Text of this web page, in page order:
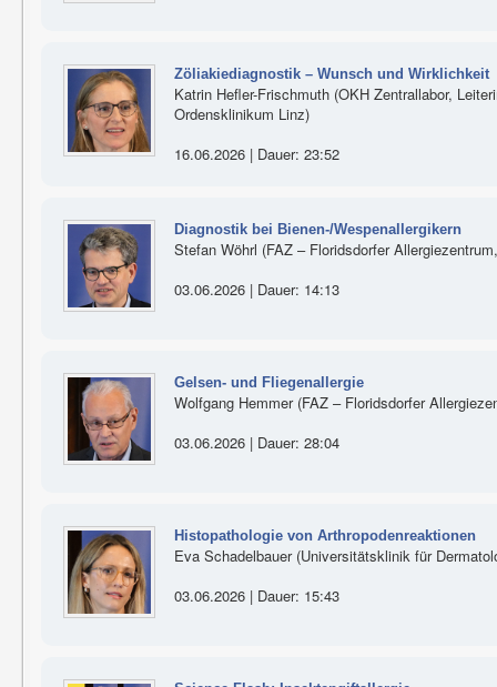
Zöliakiediagnostik – Wunsch und Wirklichkeit
Katrin Hefler-Frischmuth (OKH Zentrallabor,
Ordensklinikum Linz)
16.06.2026 | Dauer: 23:52
Diagnostik bei Bienen-/Wespenallergikern
Stefan Wöhrl (FAZ – Floridsdorfer
03.06.2026 | Dauer: 14:13
Gelsen- und Fliegenallergie
Wolfgang Hemmer (FAZ – Floridsdorfer
03.06.2026 | Dauer: 28:04
Histopathologie von Arthropodenreaktionen
Eva Schadelbauer (Universitätsklinik für
03.06.2026 | Dauer: 15:43